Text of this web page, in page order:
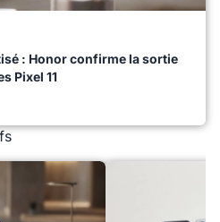
: Honor confirme la sortie
Pixel 11